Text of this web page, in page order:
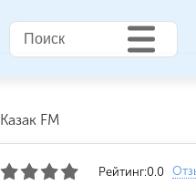
Казак FM
Рейтинг:0.0